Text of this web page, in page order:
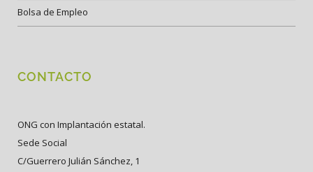
Bolsa de Empleo
CONTACTO
ONG con Implantación estatal.
Sede Social
C/Guerrero Julián Sánchez, 1